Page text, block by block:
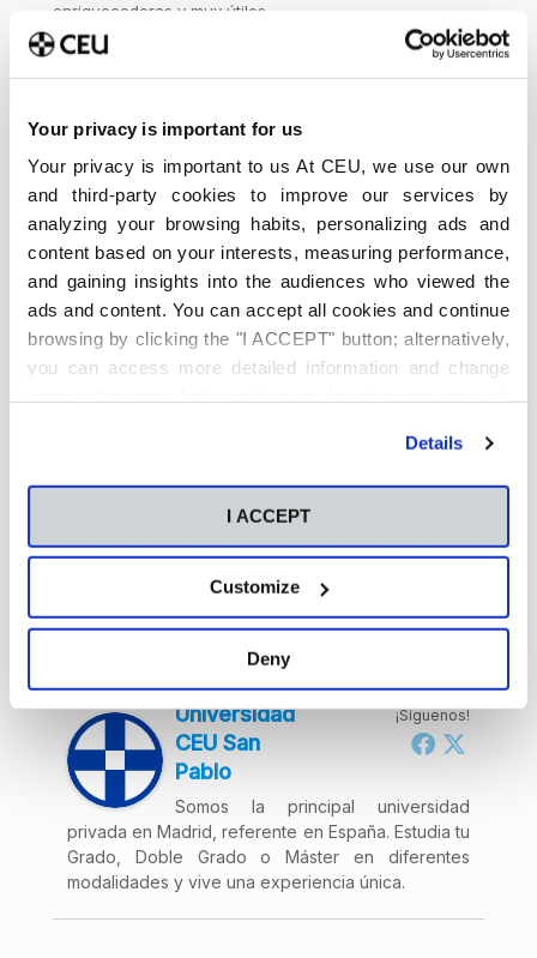
Your privacy is important for us
Your privacy is important to us At CEU, we use our own
and third-party cookies to improve our services by
analyzing your browsing habits, personalizing ads and
content based on your interests, measuring performance,
and gaining insights into the audiences who viewed the
ads and content. You can accept all cookies and continue
browsing by clicking the "I ACCEPT" button; alternatively,
you can access more detailed information and change
Details
I ACCEPT
Customize
Deny
enriquecedoras y muy útiles.
¿Qué le dirías a otros alumnos internacionales que
se estén planteando estudiar en la Universidad CEU
Aunque al principio pueda costar un poco merece la
pena por muchas razones: los profesores son buenos y
están a tu disposición para lo que necesites relacionado
con las asignaturas y siempre tienen orientación al
mundo laboral. Tanto la formación como el sistema de
prácticas, son muy buenos. Además, Madrid es una
ciudad estupenda, enorme y llena de posibilidades
culturales, de ocio y bien conectada para viajar a otros
países.
ADE y Economía
¿Qué es un Doble Grado y cuáles son sus ventajas?
6 Conceptos básicos de economía que deberías
Últimas entradas
¡Síguenos!
Universidad
CEU San
Pablo
Somos la principal universidad
privada en Madrid, referente en España. Estudia tu
Grado, Doble Grado o Máster en diferentes
modalidades y vive una experiencia única.